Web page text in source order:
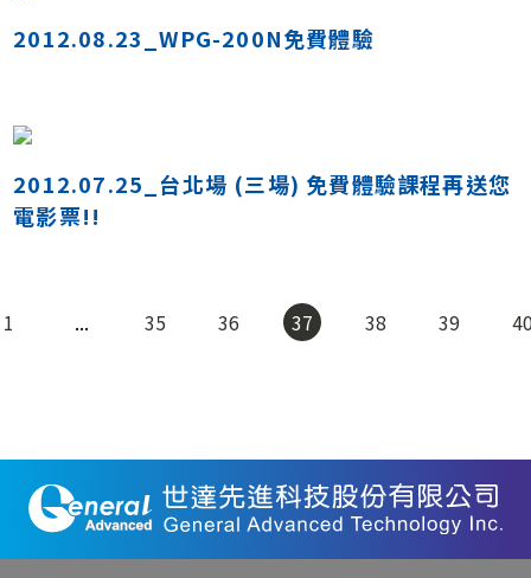
2012.08.23_WPG-200N免費體驗
2012.07.25_台北場 (三場) 免費體驗課程再送您
電影票!!
1 ... 35 36 37 38 39